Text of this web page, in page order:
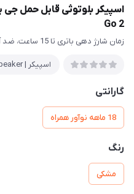
Go 2
زمان شارژ دهی باتری تا 15 ساعت، ضد آب
اسپیکر | Speaker
گارانتی
18 ماهه نوآور همراه
رنگ
مشکی